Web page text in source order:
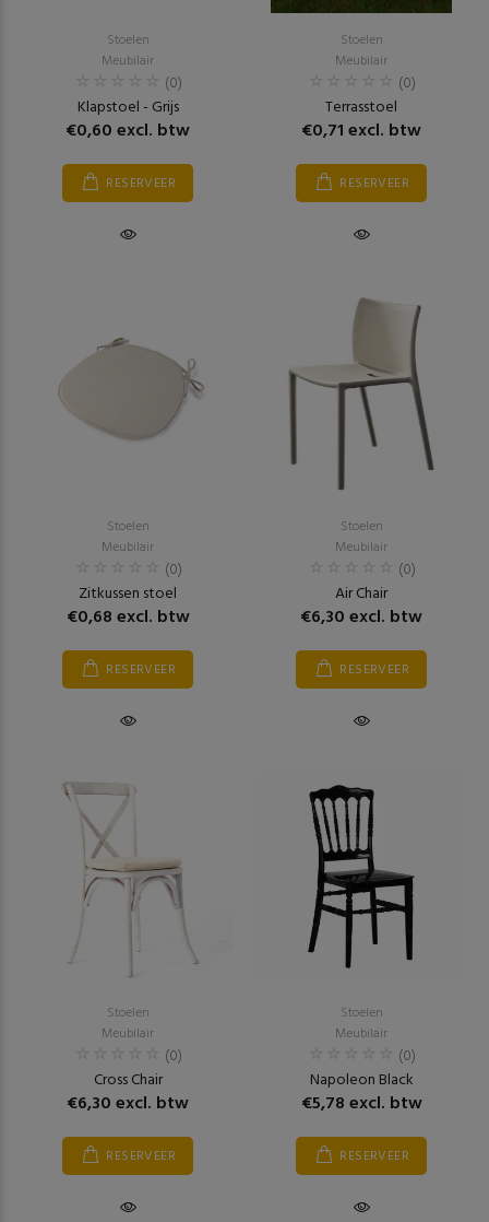
Stoelen
Meubilair
(0)
Klapstoel - Grijs
€0,60 excl. btw
RESERVEER
Stoelen
Meubilair
(0)
Terrasstoel
€0,71 excl. btw
RESERVEER
Stoelen
Meubilair
(0)
Zitkussen stoel
€0,68 excl. btw
RESERVEER
Stoelen
Meubilair
(0)
Air Chair
€6,30 excl. btw
RESERVEER
Stoelen
Meubilair
(0)
Cross Chair
€6,30 excl. btw
RESERVEER
Stoelen
Meubilair
(0)
Napoleon Black
€5,78 excl. btw
RESERVEER